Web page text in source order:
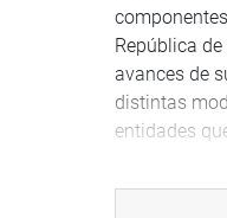
República
avances de
distintas
entidades